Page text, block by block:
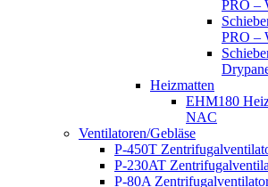
PRO –
PRO –
Heizmatten
EHM180
NAC
Ventilatoren/Gebläse
P-450T
P-230AT
P-80A